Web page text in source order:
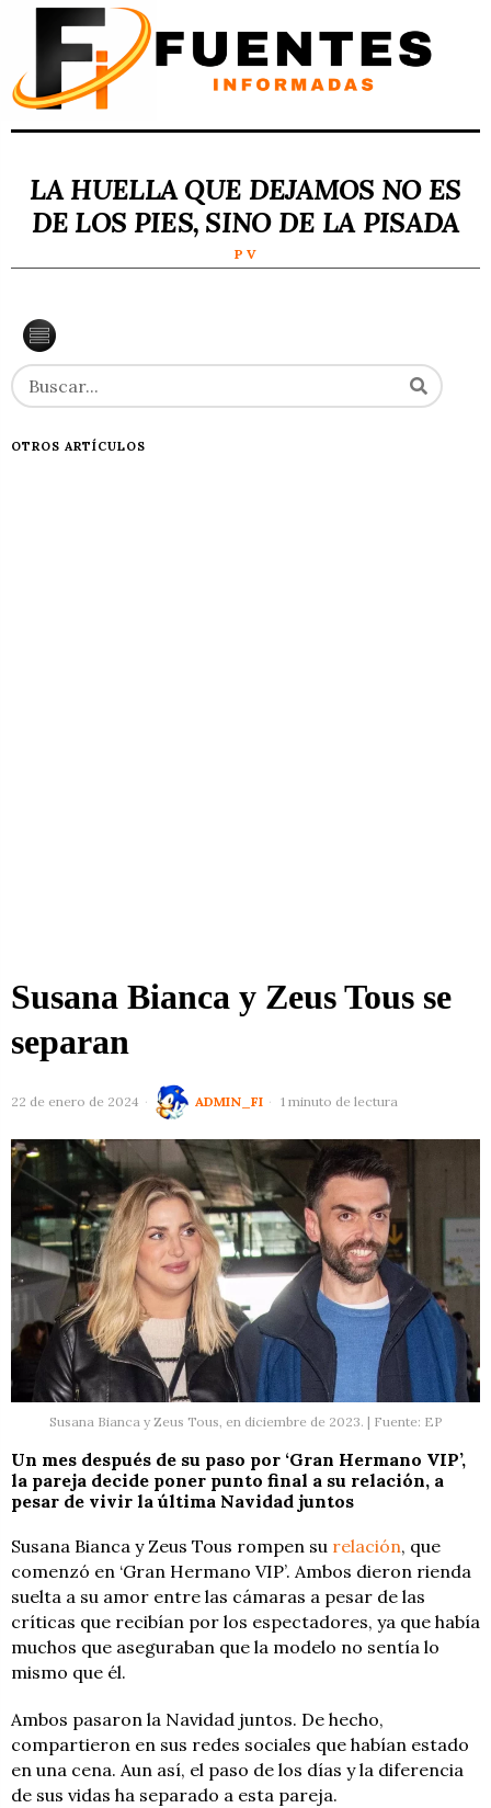
LA HUELLA QUE DEJAMOS NO ES
DE LOS PIES, SINO DE LA PISADA
P V
OTROS ARTÍCULOS
Susana Bianca y Zeus Tous se
separan
22 de enero de 2024 ADMIN_FI 1 minuto de lectura
Susana Bianca y Zeus Tous, en diciembre de 2023. | Fuente: EP
Un mes después de su paso por ‘Gran Hermano VIP’,
la pareja decide poner punto final a su relación, a
pesar de vivir la última Navidad juntos
Susana Bianca y Zeus Tous rompen su relación, que
comenzó en ‘Gran Hermano VIP’. Ambos dieron rienda
suelta a su amor entre las cámaras a pesar de las
críticas que recibían por los espectadores, ya que había
muchos que aseguraban que la modelo no sentía lo
mismo que él.
Ambos pasaron la Navidad juntos. De hecho,
compartieron en sus redes sociales que habían estado
en una cena. Aun así, el paso de los días y la diferencia
de sus vidas ha separado a esta pareja.